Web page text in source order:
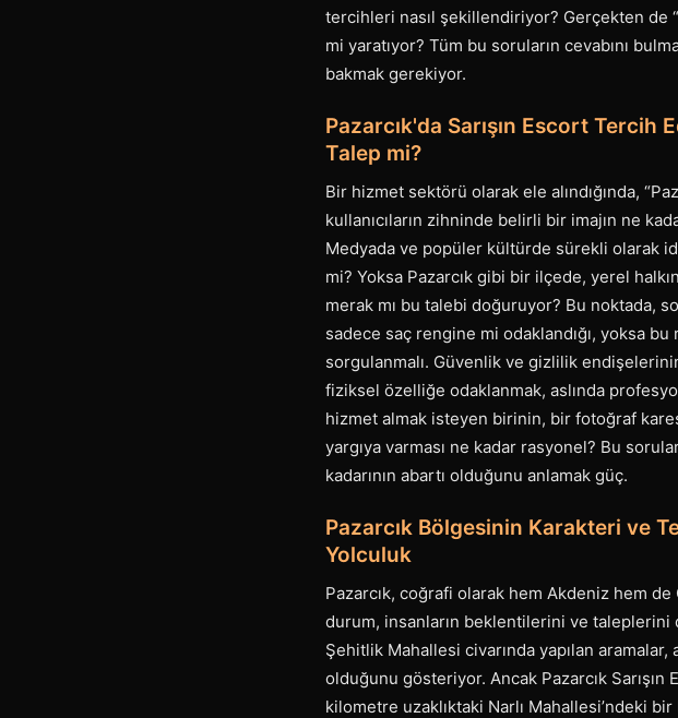
tercihleri nasıl şekillendiriyor? Gerçekten de
mi yaratıyor? Tüm bu soruların cevabını
bakmak gerekiyor.
Pazarcık'da Sarışın Escort Tercih
Talep mi?
Bir hizmet sektörü olarak ele alındığında,
kullanıcıların zihninde belirli bir imajın ne
Medyada ve popüler kültürde sürekli olarak
mi? Yoksa Pazarcık gibi bir ilçede, yerel
merak mı bu talebi doğuruyor? Bu noktada,
sadece saç rengine mi odaklandığı, yoksa
sorgulanmalı. Güvenlik ve gizlilik
fiziksel özelliğe odaklanmak, aslında
hizmet almak isteyen birinin, bir fotoğraf
yargıya varması ne kadar rasyonel? Bu
kadarının abartı olduğunu anlamak güç.
Pazarcık Bölgesinin Karakteri ve
Yolculuk
Pazarcık, coğrafi olarak hem Akdeniz hem
durum, insanların beklentilerini ve
Şehitlik Mahallesi civarında yapılan
olduğunu gösteriyor. Ancak Pazarcık
kilometre uzaklıktaki Narlı Mahallesi’ndeki